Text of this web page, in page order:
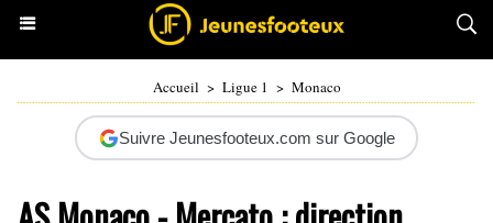
Accueil > Ligue 1 > Monaco
Suivre Jeunesfooteux.com sur Google